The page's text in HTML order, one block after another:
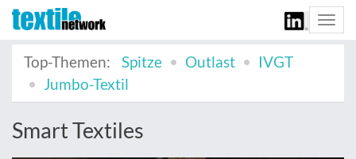
Top-Themen:
Spitze Outlast
IVGT
Jumbo-Textil
Smart Textiles